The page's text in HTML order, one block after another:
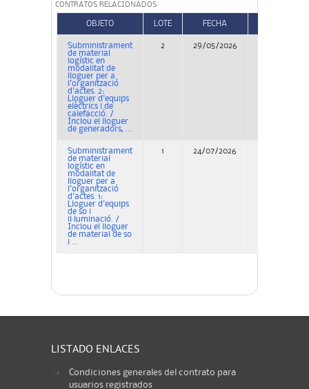
CONTRATOS RELACIONADOS
OBJETO LOTE FECHA
Subministrament
de material
logístic en
modalitat de
lloguer per a
l'organització
d'actes. 2:
Lloguer d'equips
elèctrics i de
calefacció. /
Inclou el lloguer
de generadors, ...
2 29/05/2026
Subministrament
de material
logístic en
modalitat de
lloguer per a
l'organització
d'actes. 1:
Lloguer d'equips
de so i
il·luminació. /
Inclou el lloguer
de material de so
i ...
1 24/07/2026
LISTADO ENLACES
Condiciones generales del contrato para
usuarios registrados